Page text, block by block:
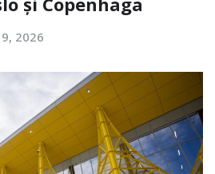
2026